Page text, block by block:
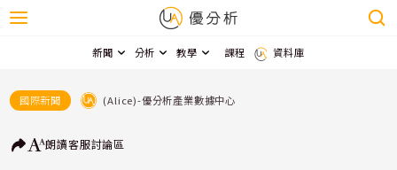
新聞 分析 教學 課程 資料庫
國際新聞 (Alice)-優分析產業數據中心
朗讀客服討論區